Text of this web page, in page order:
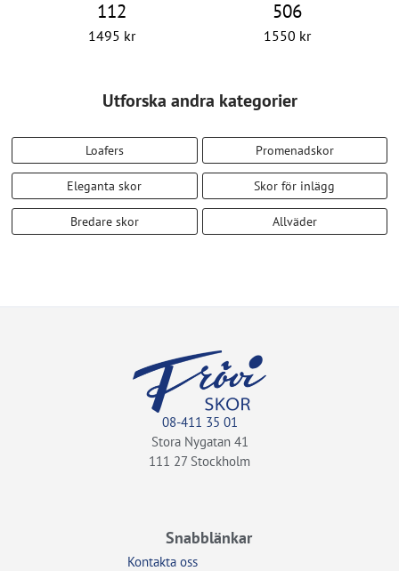
506
1550 kr
112
1495 kr
Utforska andra kategorier
Loafers Promenadskor
Eleganta skor Skor för inlägg
Bredare skor Allväder
08-411 35 01
Stora Nygatan 41
111 27 Stockholm
Snabblänkar
Kontakta oss